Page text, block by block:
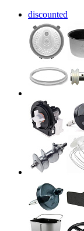
discounted